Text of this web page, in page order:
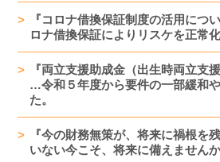
『コロナ借換保証制度の活用につ
ロナ借換保証によりリスケを正常
『両立支援助成金（出生時両立支
…令和５年度から要件の一部緩和
た。
『今の財務無策が、将来に禍根を
いない今こそ、将来に備えません